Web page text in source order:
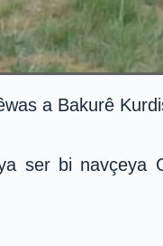
a Bakurê
ser bi navçeya